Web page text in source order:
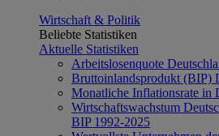
Wirtschaft & Politik
Beliebte Statistiken
Aktuelle Statistiken
Arbeitslosenquote
Bruttoinlandsprodukt (BIP)
Monatliche Inflationsrate in
Wirtschaftswachstum
BIP 1992-2025